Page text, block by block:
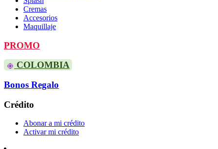
Cremas
Accesorios
Maquillaje
PROMO
COLOMBIA
Bonos Regalo
Crédito
Abonar a mi crédito
Activar mi crédito